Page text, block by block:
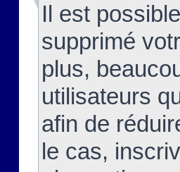
Il est
supprimé
plus,
utilisateurs
afin de
le cas,